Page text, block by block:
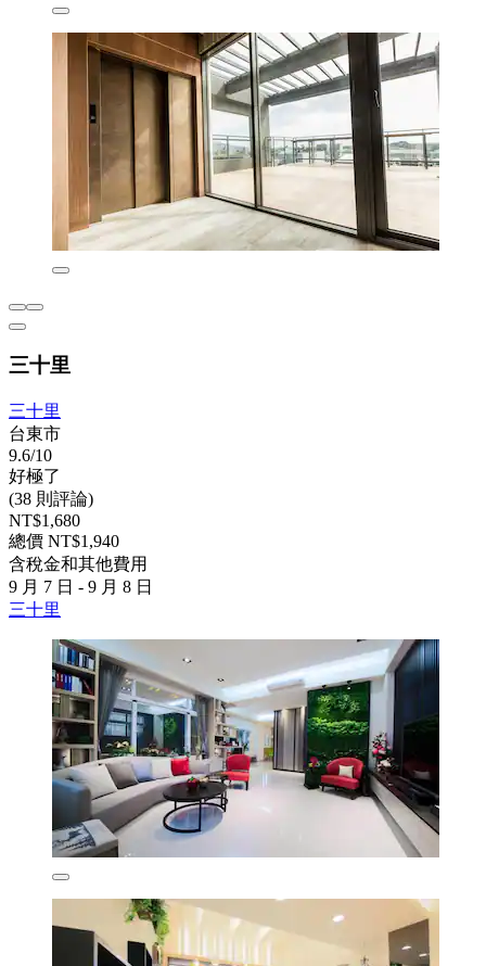
三十里
三十里
台東市
9.6/10
好極了
(38 則評論)
NT$1,680
總價 NT$1,940
含稅金和其他費用
9 月 7 日 - 9 月 8 日
三十里